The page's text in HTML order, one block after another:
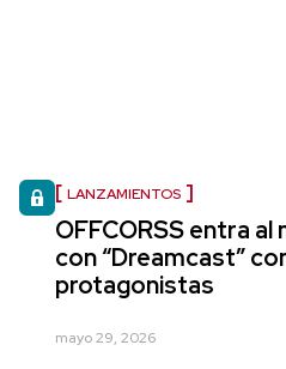
LANZAMIENTOS
OFFCORSS entra
con “Dreamcast”
protagonistas
mayo 29, 2026